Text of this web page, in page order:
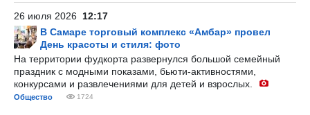
26 июля 2026 12:17
В Самаре торговый комплекс «Амбар» провел
День красоты и стиля: фото
На территории фудкорта развернулся большой семейный
праздник с модными показами, бьюти-активностями,
конкурсами и развлечениями для детей и взрослых.
Общество 1724